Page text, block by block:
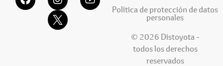
Política de protección de datos
personales
© 2026 Distoyota -
todos los derechos
reservados